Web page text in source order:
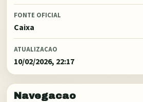
FONTE OFICIAL
Caixa
ATUALIZACAO
10/02/2026, 22:17
Navegacao